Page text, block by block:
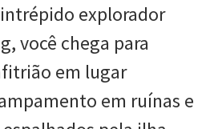
explorador
você chega para
em lugar
em ruínas e